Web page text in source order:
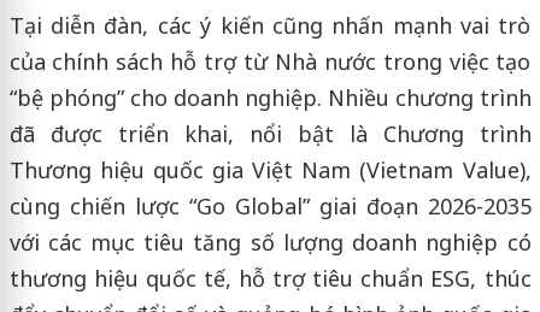
Tại diễn đàn, các ý kiến cũng nhấn mạnh vai trò
của chính sách hỗ trợ từ Nhà nước trong việc tạo
“bệ phóng” cho doanh nghiệp. Nhiều chương trình
đã được triển khai, nổi bật là Chương trình
Thương hiệu quốc gia Việt Nam (Vietnam Value),
cùng chiến lược “Go Global” giai đoạn 2026-2035
với các mục tiêu tăng số lượng doanh nghiệp có
thương hiệu quốc tế, hỗ trợ tiêu chuẩn ESG, thúc